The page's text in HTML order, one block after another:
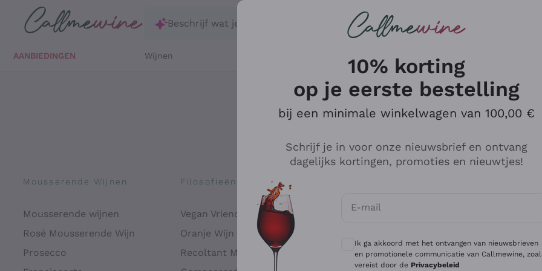
Ga direct naar de hoofdinhoud
Beschrijf wat je zoekt
AANBIEDINGEN Wijnen
Mousserende Wijnen
Mousserende wijnen
Rosé Mousserende Wijn
Prosecco
Filosofieën
Vegan Vriendelijk
Oranje Wijn
Recoltant Manipulant
Antinori
Ca' del Bosco
Gavi
10% korting
op je eerste bestelling
bij een minimale winkelwagen van 100,00 €
Schrijf je in voor onze nieuwsbrief en ontvang
dagelijks kortingen, promoties en nieuwtjes!
E-mail
Optionele toestemmingen om
Ik ga akkoord met het ontvangen van nieuwsbrieven
en promotionele communicatie van Callmewine,
vereist door de Privacybeleid